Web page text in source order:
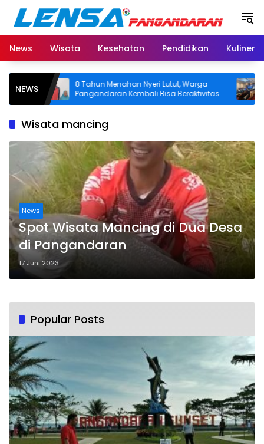
Langsung
konten
News
Wisata Kesehatan Pendidikan Kuliner
NEWS
8 Tahun Menahan Nyeri Lutut, Warga
Pangandaran Kembali Bisa Beraktivitas
Usai Operasi Gratis Ditanggung BPJS
Wisata mancing
News
Spot Wisata Mancing di Dua Desa
di Pangandaran
17 Juni 2023
Popular Posts